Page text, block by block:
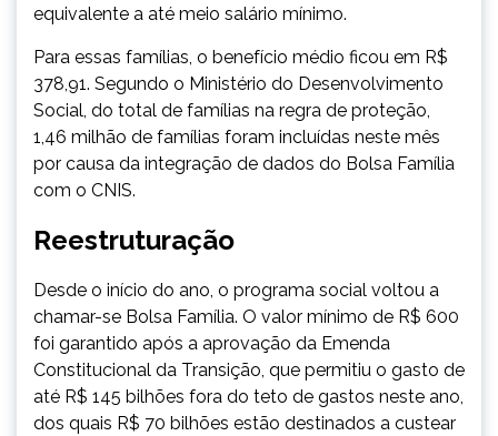
equivalente a até meio salário mínimo.
Para essas famílias, o benefício médio ficou em R$
378,91. Segundo o Ministério do Desenvolvimento
Social, do total de famílias na regra de proteção,
1,46 milhão de famílias foram incluídas neste mês
por causa da integração de dados do Bolsa Família
com o CNIS.
Reestruturação
Desde o início do ano, o programa social voltou a
chamar-se Bolsa Família. O valor mínimo de R$ 600
foi garantido após a aprovação da Emenda
Constitucional da Transição, que permitiu o gasto de
até R$ 145 bilhões fora do teto de gastos neste ano,
dos quais R$ 70 bilhões estão destinados a custear